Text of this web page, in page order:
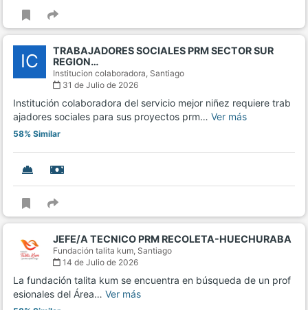
IC
TRABAJADORES SOCIALES PRM SECTOR SUR
REGION…
Institucion colaboradora, Santiago
31 de Julio de 2026
Institución colaboradora del servicio mejor niñez requiere trab
ajadores sociales para sus proyectos prm… Ver más
58% Similar
JEFE/A TECNICO PRM RECOLETA-HUECHURABA
Fundación talita kum, Santiago
14 de Julio de 2026
La fundación talita kum se encuentra en búsqueda de un prof
esionales del Área… Ver más